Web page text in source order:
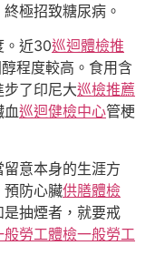
極招致糖尿病。
。近30巡迴體檢推
程度較高。食用含
了印尼大巡檢推薦
血巡迴健檢中心管梗
意本身的生涯方
預防心臟供膳體檢
抽煙者，就要戒
般勞工體檢一般勞工